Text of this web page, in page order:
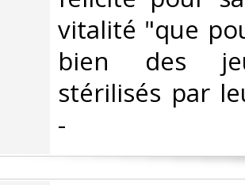
vitalité "que
bien des
stérilisés par
- ‎